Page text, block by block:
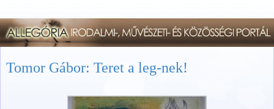
Tomor Gábor: Teret a leg-nek!